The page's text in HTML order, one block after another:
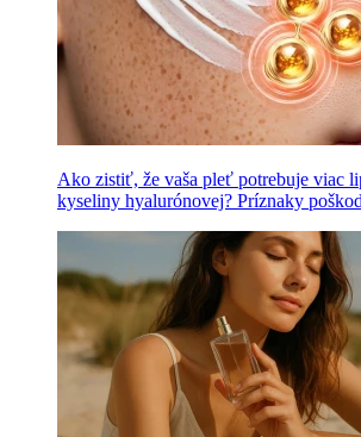
Ako zistiť, že vaša pleť potrebuje viac
kyseliny hyalurónovej? Príznaky